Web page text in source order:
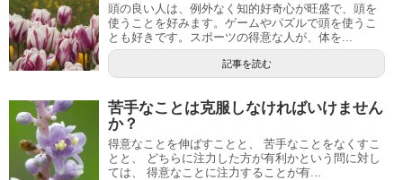
頭の良い人は、例外なく知的好奇心が旺盛で、頭を
使うことを好みます。ゲームやパズルで頭を使うこ
とも好きです。スポーツの得意な人が、体を...
記事を読む
苦手なことは克服しなければいけません
か？
得意なことを伸ばすことと、 苦手なことをなくすこ
とと、 どちらに注力した方が有利かという問に対し
ては、 得意なことに注力することが有...